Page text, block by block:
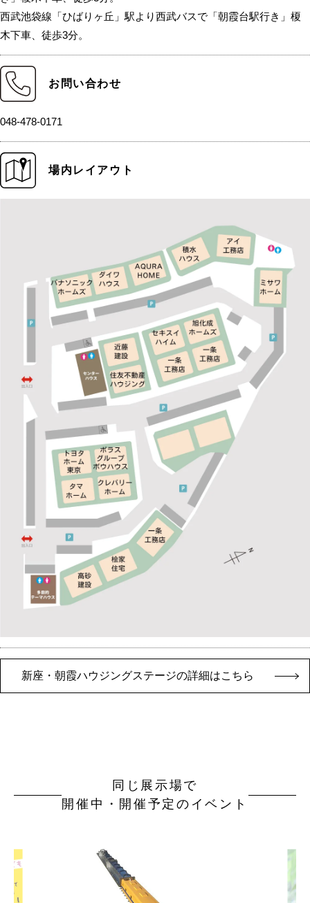
西武池袋線「ひばりヶ丘」駅より西武バスで「朝霞台駅行き」榎
木下車、徒歩3分。
お問い合わせ
048-478-0171
場内レイアウト
新座・朝霞ハウジングステージの詳細はこちら
同じ展示場で
開催中・開催予定のイベント